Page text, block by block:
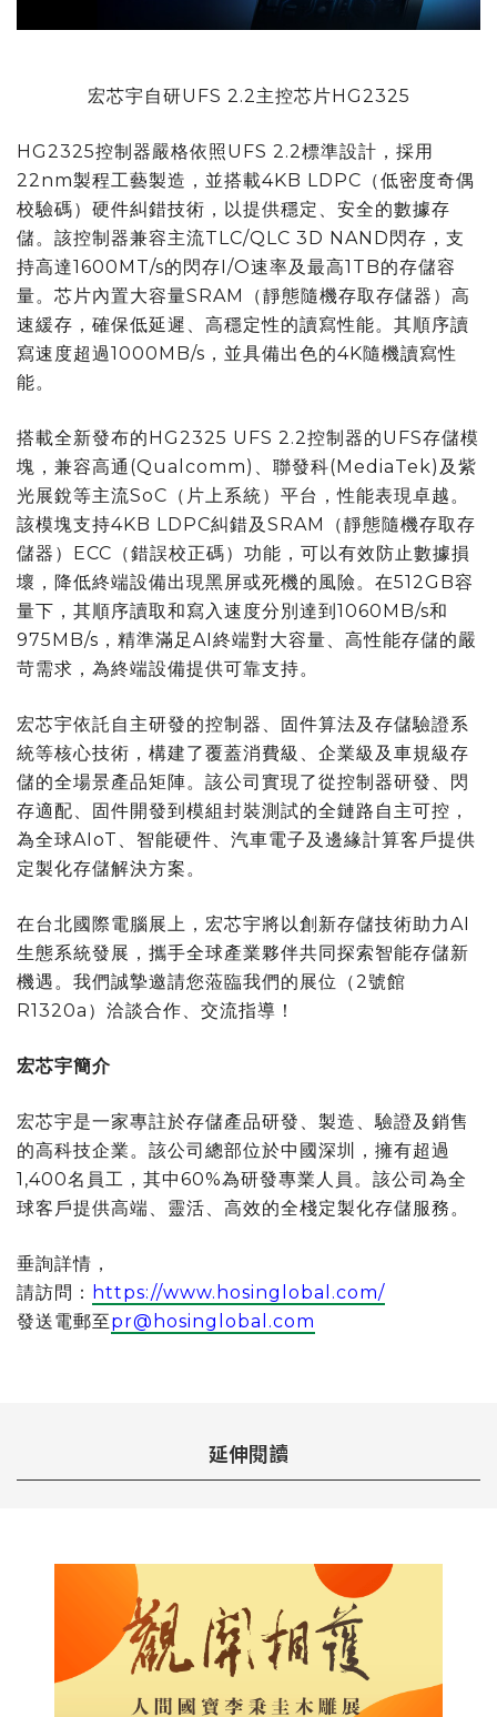
宏芯宇自研UFS 2.2主控芯片HG2325
HG2325控制器嚴格依照UFS 2.2標準設計，採用
22nm製程工藝製造，並搭載4KB LDPC（低密度奇偶
校驗碼）硬件糾錯技術，以提供穩定、安全的數據存
儲。該控制器兼容主流TLC/QLC 3D NAND閃存，支
持高達1600MT/s的閃存I/O速率及最高1TB的存儲容
量。芯片內置大容量SRAM（靜態隨機存取存儲器）高
速緩存，確保低延遲、高穩定性的讀寫性能。其順序讀
寫速度超過1000MB/s，並具備出色的4K隨機讀寫性
能。
搭載全新發布的HG2325 UFS 2.2控制器的UFS存儲模
塊，兼容高通(Qualcomm)、聯發科(MediaTek)及紫
光展銳等主流SoC（片上系統）平台，性能表現卓越。
該模塊支持4KB LDPC糾錯及SRAM（靜態隨機存取存
儲器）ECC（錯誤校正碼）功能，可以有效防止數據損
壞，降低終端設備出現黑屏或死機的風險。 在512GB容
量下，其順序讀取和寫入速度分別達到1060MB/s和
975MB/s ，精準滿足AI終端對大容量、高性能存儲的嚴
苛需求，為終端設備提供可靠支持。
宏芯宇依託自主研發的控制器、固件算法及存儲驗證系
統等核心技術，構建了覆蓋消費級、企業級及車規級存
儲的全場景產品矩陣。該公司實現了從控制器研發、閃
存適配、固件開發到模組封裝測試的全鏈路自主可控，
為全球AIoT、智能硬件、汽車電子及邊緣計算客戶提供
定製化存儲解決方案。
在台北國際電腦展上，宏芯宇將以創新存儲技術助力AI
生態系統發展，攜手全球產業夥伴共同探索智能存儲新
機遇。我們誠摯邀請您蒞臨我們的展位（2號館
R1320a）洽談合作、交流指導！
宏芯宇簡介
宏芯宇是一家專註於存儲產品研發、製造、驗證及銷售
的高科技企業。該公司總部位於中國深圳，擁有超過
1,400名員工，其中60%為研發專業人員。該公司為全
球客戶提供高端、靈活、高效的全棧定製化存儲服務。
垂詢詳情，
請訪問： https://www.hosinglobal.com/
發送電郵至pr@hosinglobal.com
延伸閱讀